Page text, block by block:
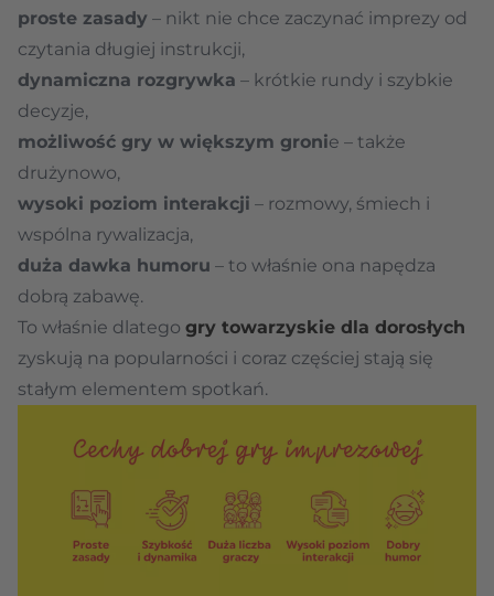
proste zasady – nikt nie chce zaczynać imprezy od
czytania długiej instrukcji,
dynamiczna rozgrywka – krótkie rundy i szybkie
decyzje,
możliwość gry w większym gronie – także
drużynowo,
wysoki poziom interakcji – rozmowy, śmiech i
wspólna rywalizacja,
duża dawka humoru – to właśnie ona napędza
dobrą zabawę.
To właśnie dlatego gry towarzyskie dla dorosłych
zyskują na popularności i coraz częściej stają się
stałym elementem spotkań.